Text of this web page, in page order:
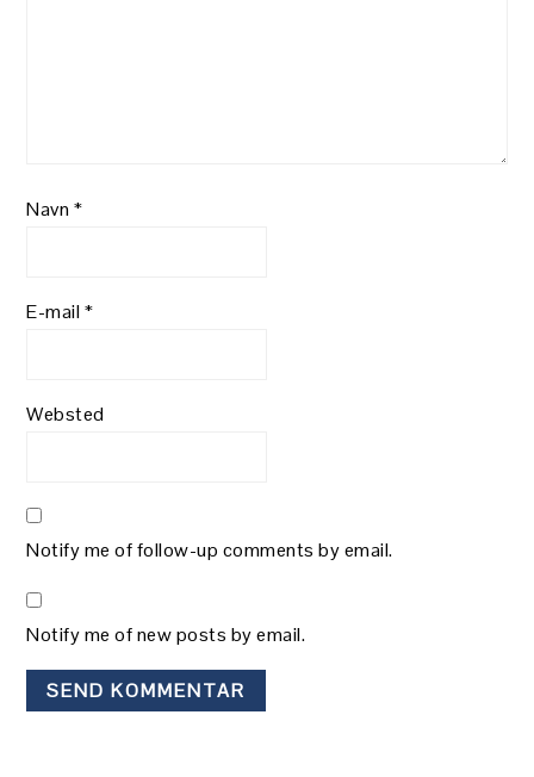
Navn *
E-mail*
Websted
Notify me of follow-up comments by email.
Notify me of new posts by email.